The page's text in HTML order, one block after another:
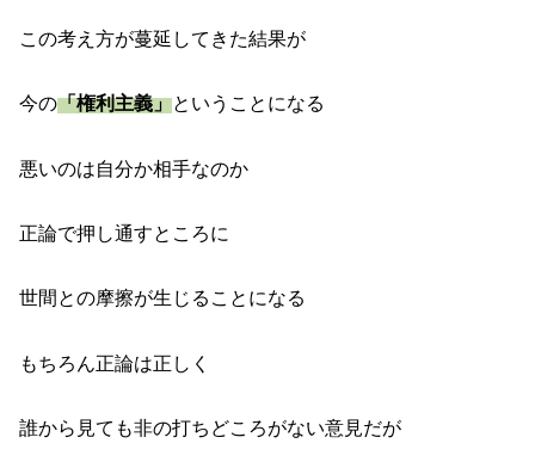
この考え方が蔓延してきた結果が
今の「権利主義」ということになる
悪いのは自分か相手なのか
正論で押し通すところに
世間との摩擦が生じることになる
もちろん正論は正しく
誰から見ても非の打ちどころがない意見だが